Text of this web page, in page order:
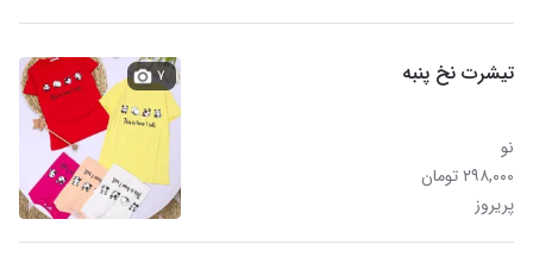
تیشرت نخ پنبه
نو
۲۹۸,۰۰۰ تومان
پریروز
۷